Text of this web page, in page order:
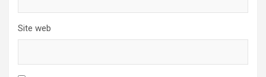
Site web